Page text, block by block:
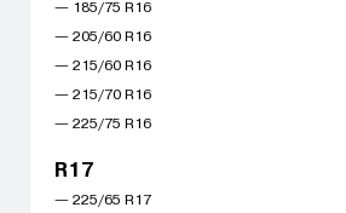
— 185/75 R16
— 205/60 R16
— 215/60 R16
— 215/70 R16
— 225/75 R16
R17
— 225/65 R17